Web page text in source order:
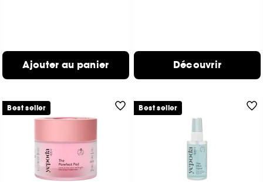
Ajouter au panier Découvrir
Best seller Best seller